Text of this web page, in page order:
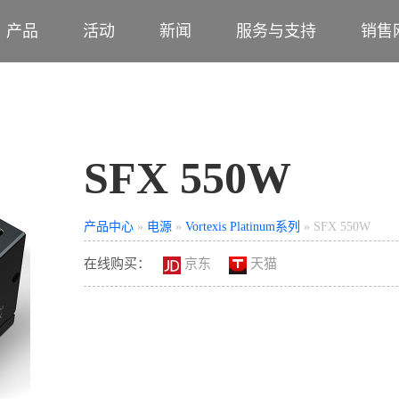
产品 活动 新闻 服务与支持 销售
SFX 550W
产品中心 » 电源 » Vortexis Platinum系列 » SFX 550W
在线购买： 京东 天猫